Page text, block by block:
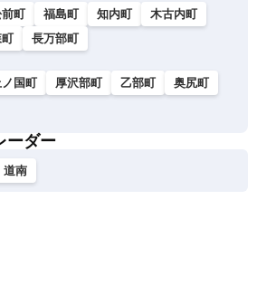
町 福島町 知内町
木古内町
長万部町
国町 厚沢部町 乙部町
奥尻町
ーダー
道南